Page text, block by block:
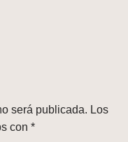
será publicada. Los
con *